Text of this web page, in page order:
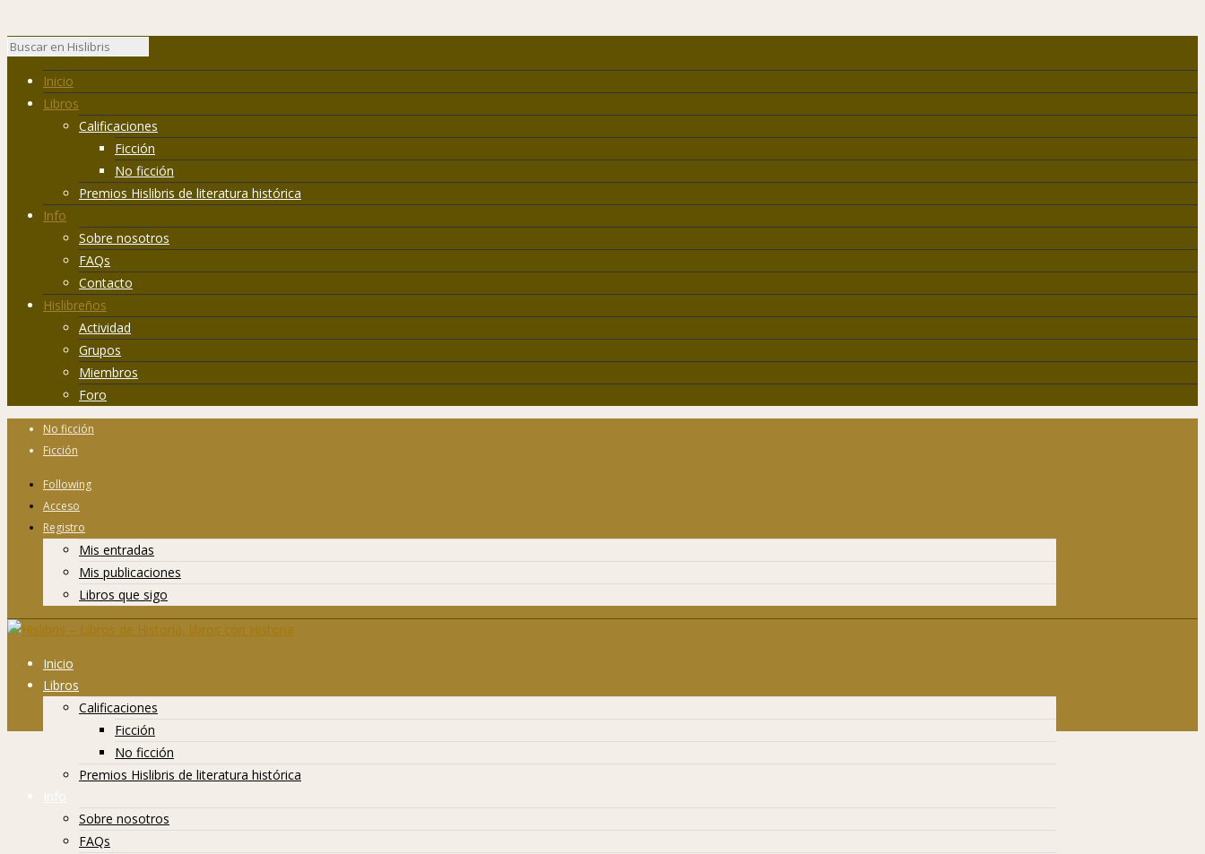
Inicio
Libros
Calificaciones
Ficción
No ficción
Premios Hislibris de literatura histórica
Info
Sobre nosotros
FAQs
Contacto
Hislibreños
Actividad
Grupos
Miembros
Foro
No ficción
Ficción
Following
Acceso
Registro
Mis entradas
Mis publicaciones
Libros que sigo
Inicio
Libros
Calificaciones
Ficción
No ficción
Premios Hislibris de literatura histórica
Info
Sobre nosotros
FAQs